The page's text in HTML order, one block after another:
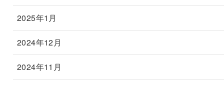
2025年1月
2024年12月
2024年11月